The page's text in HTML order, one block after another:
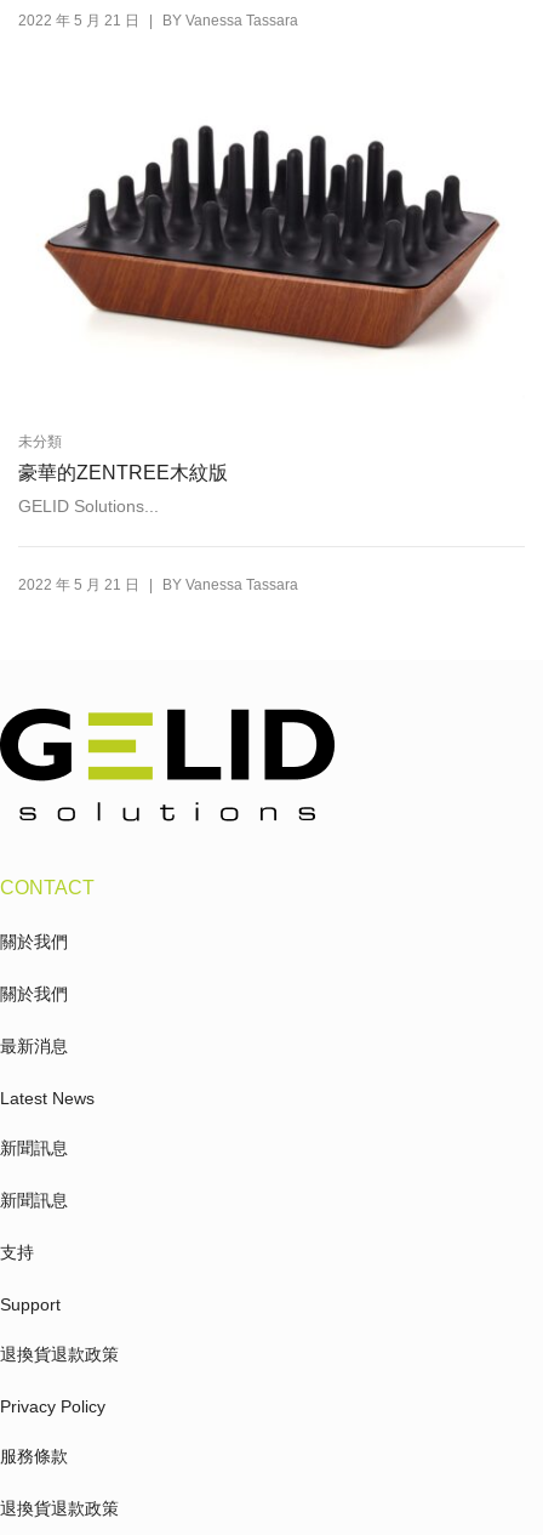
2022 年 5 月 21 日 | BY Vanessa Tassara
未分類
豪華的ZENTREE木紋版
GELID Solutions...
2022 年 5 月 21 日 BY Vanessa Tassara
CONTACT
關於我們
關於我們
最新消息
Latest News
新聞訊息
新聞訊息
支持
Support
退換貨退款政策
Privacy Policy
服務條款
退換貨退款政策